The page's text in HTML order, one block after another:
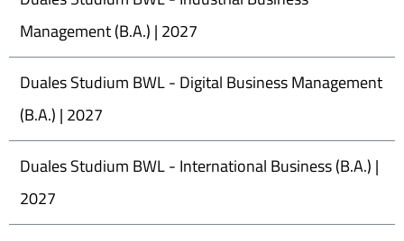
Management (B.A.) | 2027
Duales Studium BWL - Digital Business Management
(B.A.) | 2027
Duales Studium BWL - International Business (B.A.) |
2027